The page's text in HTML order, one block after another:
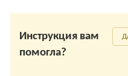
Инструкция вам
помогла?